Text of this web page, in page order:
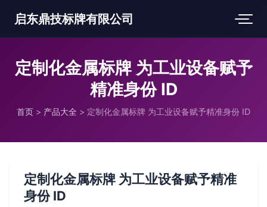
启东鼎技标牌有限公司
定制化金属标牌 为工业设备赋予
精准身份 ID
首页 > 产品大全 > 定制化金属标牌 为工业设备赋予精准身份 ID
定制化金属标牌 为工业设备赋予精准
身份 ID